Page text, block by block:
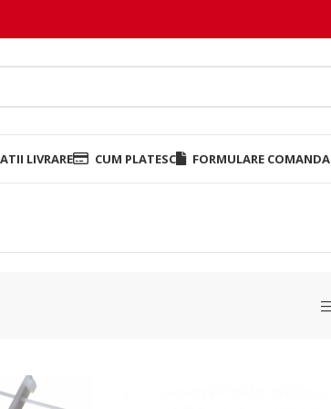
LIVRARE CUM PLATESC FORMULARE COMANDA